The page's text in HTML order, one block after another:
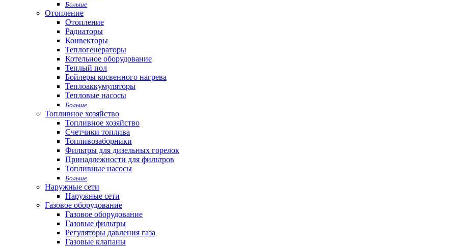
Больше
Отопление
Отопление
Радиаторы
Конвекторы
Теплогенераторы
Котельное оборудование
Теплый пол
Бойлеры косвенного нагрева
Теплоаккумуляторы
Тепловые насосы
Больше
Топливное хозяйство
Топливное хозяйство
Счетчики топлива
Топливозаборники
Фильтры для дизельных горелок
Принадлежности для фильтров
Топливные насосы
Больше
Наружные сети
Наружные сети
Газовое оборудование
Газовое оборудование
Газовые фильтры
Регуляторы давления газа
Газовые клапаны